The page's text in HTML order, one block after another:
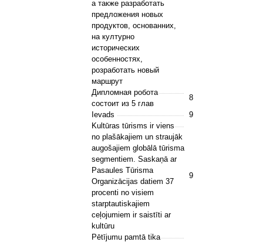
а также разработать
предложения новых
продуктов, основанних,
на културно
исторических
особенностях,
розработать новый
маршрут
Дипломная робота
состоит из 5 глав
8
Ievads
9
Kultūras tūrisms ir viens
no plašākajiem un straujāk
augošajiem globālā tūrisma
segmentiem. Saskaņā ar
Pasaules Tūrisma
Organizācijas datiem 37
procenti no visiem
starptautiskajiem
ceļojumiem ir saistīti ar
kultūru
9
Pētījumu pamtā tika